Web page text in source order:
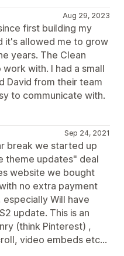
Aug 29, 2023
first building my
it's allowed me to grow
years. The Clean
with. I had a small
David from their team
to communicate with.
Sep 24, 2021
break we started up
theme updates" deal
website we bought
no extra payment
Will have
update. This is an
(think Pinterest) ,
video embeds etc...